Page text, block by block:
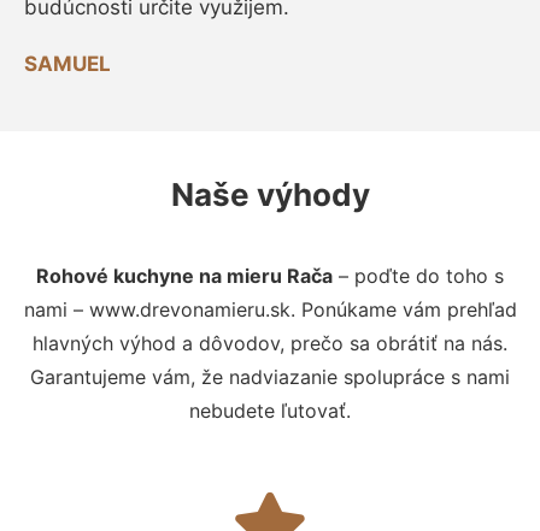
budúcnosti určite využijem.
SAMUEL
Naše výhody
Rohové kuchyne na mieru Rača – poďte do toho s
nami – www.drevonamieru.sk. Ponúkame vám prehľad
hlavných výhod a dôvodov, prečo sa obrátiť na nás.
Garantujeme vám, že nadviazanie spolupráce s nami
nebudete ľutovať.